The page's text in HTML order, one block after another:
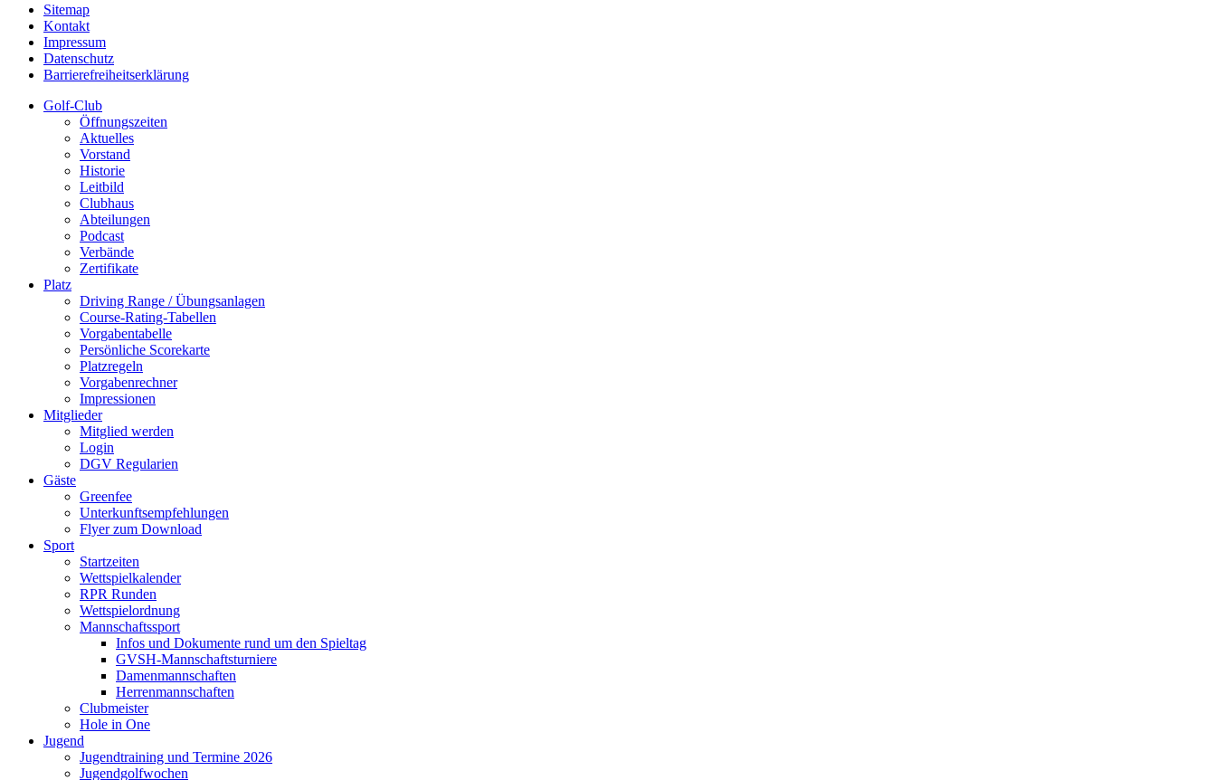
Sitemap
Kontakt
Impressum
Datenschutz
Barrierefreiheitserklärung
Golf-Club
Öffnungszeiten
Aktuelles
Vorstand
Historie
Leitbild
Clubhaus
Abteilungen
Podcast
Verbände
Zertifikate
Platz
Driving Range / Übungsanlagen
Course-Rating-Tabellen
Vorgabentabelle
Persönliche Scorekarte
Platzregeln
Vorgabenrechner
Impressionen
Mitglieder
Mitglied werden
Login
DGV Regularien
Gäste
Greenfee
Unterkunftsempfehlungen
Flyer zum Download
Sport
Startzeiten
Wettspielkalender
RPR Runden
Wettspielordnung
Mannschaftssport
Infos und Dokumente rund um den Spieltag
GVSH-Mannschaftsturniere
Damenmannschaften
Herrenmannschaften
Clubmeister
Hole in One
Jugend
Jugendtraining und Termine 2026
Jugendgolfwochen